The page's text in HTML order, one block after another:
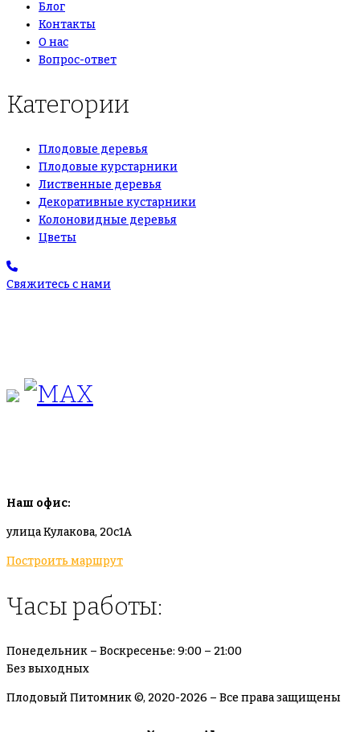
Блог
Контакты
О нас
Вопрос-ответ
Категории
Плодовые деревья
Плодовые курстарники
Лиственные деревья
Декоративные кустарники
Колоновидные деревья
Цветы
Свяжитесь с нами
Наш офис:
улица Кулакова, 20с1А
Построить маршрут
Часы работы:
Понедельник – Воскресенье: 9:00 – 21:00
Без выходных
Плодовый Питомник ©, 2020-2026 – Все права защищены